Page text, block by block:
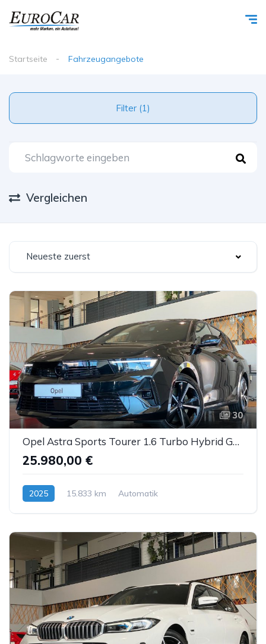
Startseite Fahrzeugangebote
Filter (1)
Vergleichen
Neueste zuerst
30
Opel Astra Sports Tourer 1.6 Turbo Hybrid GS Line ACC
25.980,00 €
2025 15.833 km
Automatik